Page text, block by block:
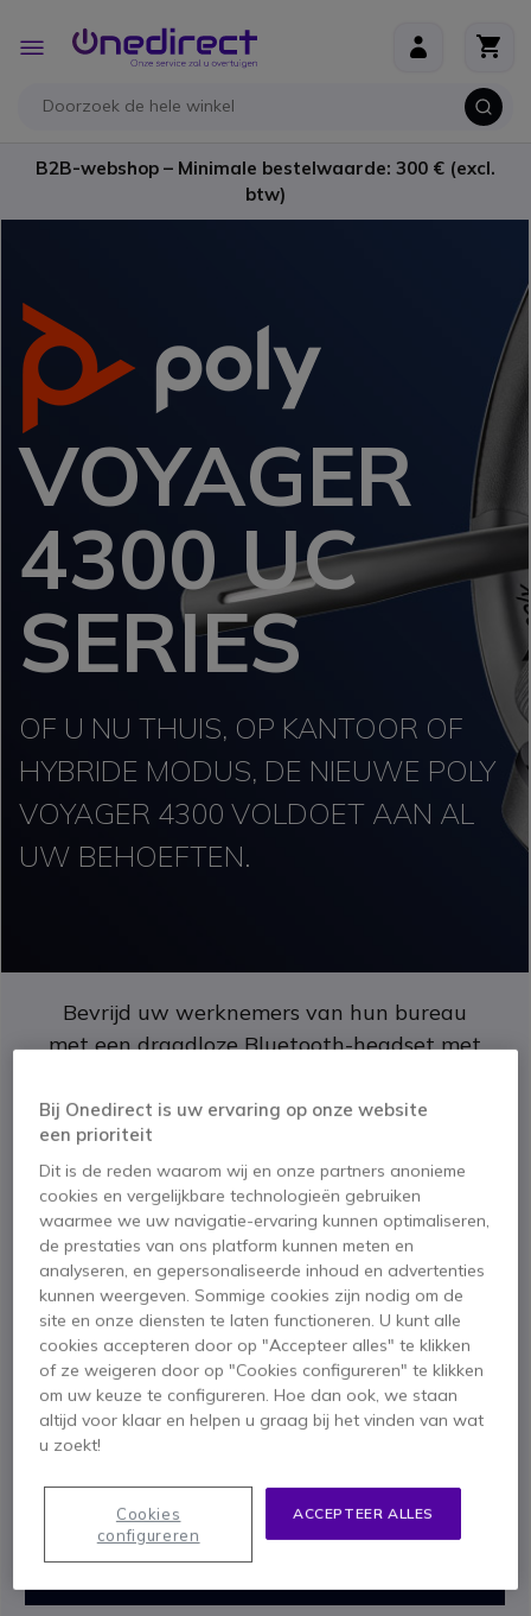
Toggle
Nav
B2B-webshop – Minimale bestelwaarde: 300 € (excl.
btw)
VOYAGER
4300 UC
SERIES
OF U NU THUIS, OP KANTOOR OF
HYBRIDE MODUS, DE NIEUWE POLY
VOYAGER 4300 VOLDOET AAN AL
UW BEHOEFTEN.
Bevrijd uw werknemers van hun bureau
met een draadloze Bluetooth-headset met
kwaliteitverhouding.
Maak kennis met de nieuwe Voyager 4300-
reeks
Uw werknemers zullen productief en
verbonden blijven met al hun apparaten, of
ze nu thuis of op kantoor zijn
Uw gesprekspartners horen u en niet
uw omgeving, dankzij een dubbele
ruisonderdrukkende microfoon met
Acoustic Fence-technologie in een
flexibele microfoonarm
Bij Onedirect is uw ervaring op onze website
een prioriteit
Dit is de reden waarom wij en onze partners anonieme
cookies en vergelijkbare technologieën gebruiken
waarmee we uw navigatie-ervaring kunnen optimaliseren,
de prestaties van ons platform kunnen meten en
analyseren, en gepersonaliseerde inhoud en advertenties
kunnen weergeven. Sommige cookies zijn nodig om de
site en onze diensten te laten functioneren. U kunt alle
cookies accepteren door op "Accepteer alles" te klikken
of ze weigeren door op "Cookies configureren" te klikken
om uw keuze te configureren. Hoe dan ook, we staan
altijd voor klaar en helpen u graag bij het vinden van wat
u zoekt!
ACCEPTEER ALLES
Cookies
configureren